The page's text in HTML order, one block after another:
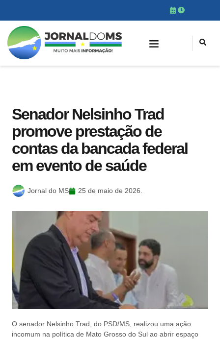
Senador Nelsinho Trad
promove prestação de
contas da bancada federal
em evento de saúde
Jornal do MS 25 de maio de 2026.
O senador Nelsinho Trad, do PSD/MS, realizou uma ação
incomum na política de Mato Grosso do Sul ao abrir espaço